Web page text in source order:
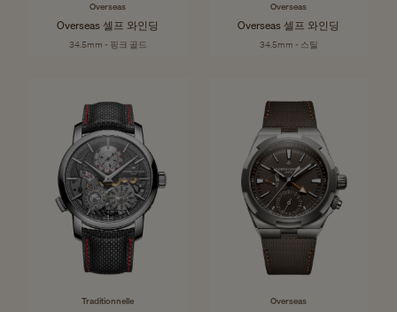
Overseas
Overseas 셀프 와인딩
34.5mm - 핑크 골드
Overseas
Overseas 셀프 와인딩
34.5mm - 스틸
Traditionnelle Overseas